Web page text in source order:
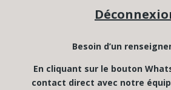
Besoin d’un
En cliquant sur le bouton
contact direct avec notre